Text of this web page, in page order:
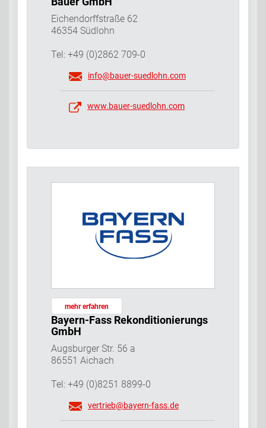
Eichendorffstraße 62
46354 Südlohn
Tel: +49 (0)2862 709-0
info@bauer-suedlohn.com
www.bauer-suedlohn.com
mehr erfahren
Bayern-Fass Rekonditionierungs
GmbH
Augsburger Str. 56 a
86551 Aichach
Tel: +49 (0)8251 8899-0
vertrieb@bayern-fass.de